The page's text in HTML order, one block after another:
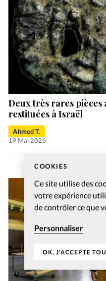
COOKIES
Ce site utilise des
votre expérience
de contrôler ce que
Personnaliser
OK, J'ACCEPTE
Deux très rares pièces
restituées à Israël
Ahmed T.
19 Mai 2026